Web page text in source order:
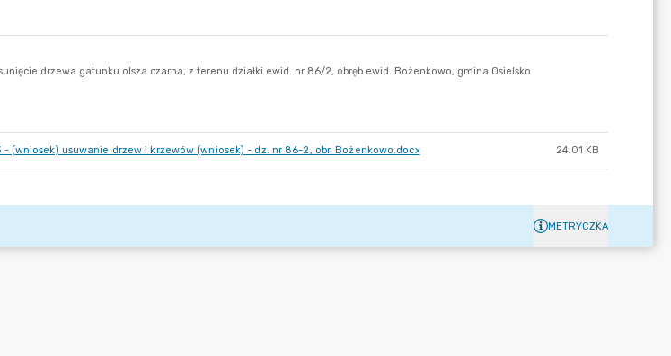
- (wniosek) usuwanie drzew i krzewów (wniosek) - dz. nr 86-2, obr. Bożenkowo.docx 24.01 KB
METRYCZKA